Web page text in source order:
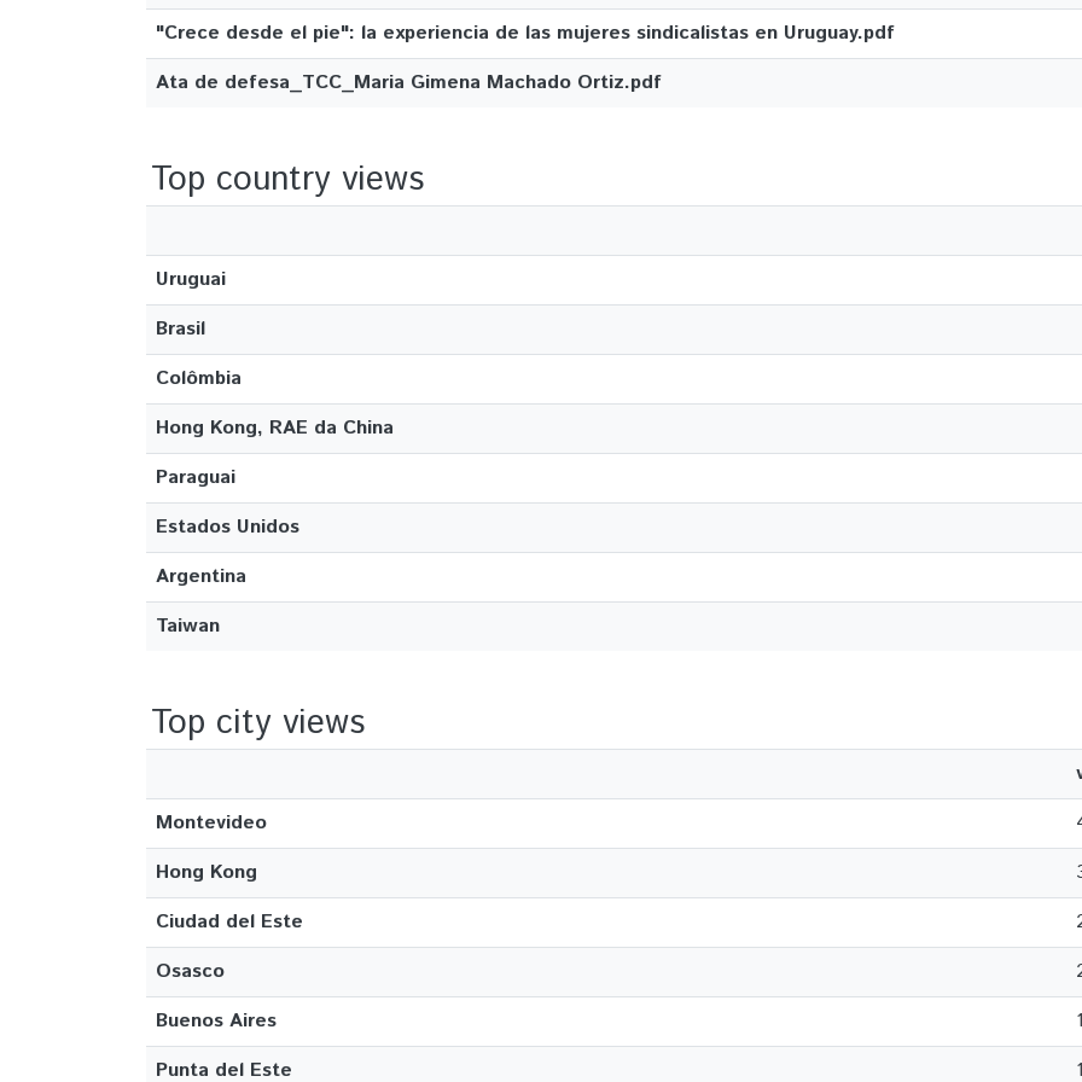
"Crece desde el pie": la experiencia de las mujeres sindicalistas en Uruguay.pdf
Ata de defesa_TCC_Maria Gimena Machado Ortiz.pdf
Top country views
Uruguai
Brasil
Colômbia
Hong Kong, RAE da China
Paraguai
Estados Unidos
Argentina
Taiwan
Top city views
Montevideo
Hong Kong
Ciudad del Este
Osasco
Buenos Aires
1
Punta del Este
1